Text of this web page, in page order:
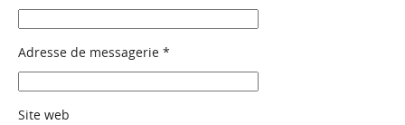
Adresse de messagerie *
Site web